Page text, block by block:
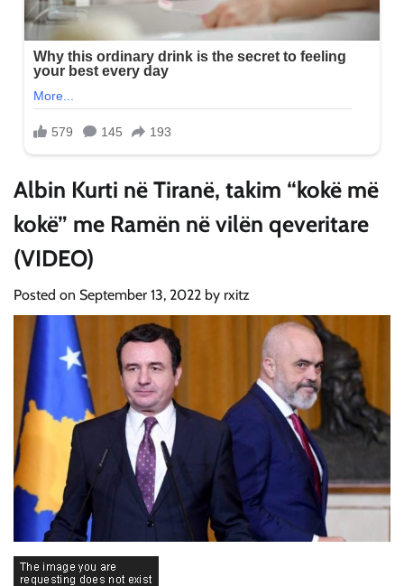
Albin Kurti në Tiranë, takim “kokë më
kokë” me Ramën në vilën qeveritare
(VIDEO)
Posted on September 13, 2022 by rxitz